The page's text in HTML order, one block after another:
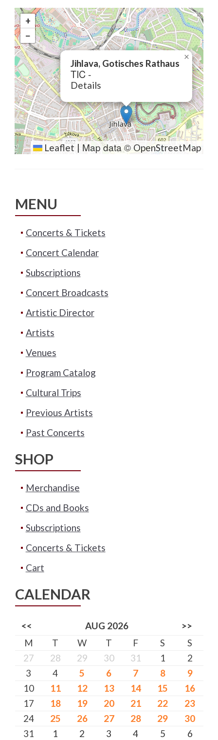
Jihlava, Gotisches Rathaus
TIC -
Details
×
+
−
Leaflet | Map data ©OpenStreetMap
MENU
Concerts & Tickets
Concert Calendar
Subscriptions
Concert Broadcasts
Artistic Director
Artists
Venues
Program Catalog
Cultural Trips
Previous Artists
Past Concerts
SHOP
Merchandise
CDs and Books
Subscriptions
Concerts & Tickets
Cart
CALENDAR
<< AUG 2026
>>
M
T W T F S
S
27
28 29 30 31 1
2
3
4 5 6 7 8
9
10
11 12 13 14 15
16
17
18 19 20 21 22
23
24
25 26 27 28 29
30
31
1 2 3 4 5 6